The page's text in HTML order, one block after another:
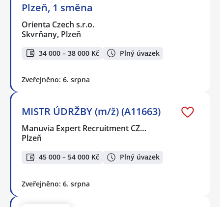
Plzeň, 1 směna
Orienta Czech s.r.o.
Skvrňany, Plzeň
34 000 – 38 000 Kč Plný úvazek
Zveřejněno: 6. srpna
MISTR ÚDRŽBY (m/ž) (A11663)
Manuvia Expert Recruitment CZ…
Plzeň
45 000 – 54 000 Kč Plný úvazek
Zveřejněno: 6. srpna